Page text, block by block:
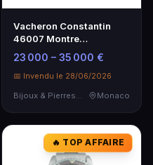
Vacheron Constantin
46007 Montre
Automatique Or Jaune 18
Carats
23 000 – 35 000 €
📅 Invendu le 28/06/2026
Monaco
🔥 TOP AFFAIRE